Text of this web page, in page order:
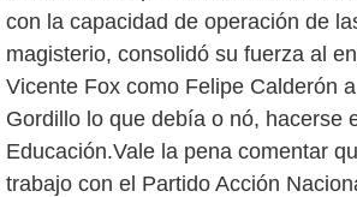
con la capacidad de operación de
magisterio, consolidó su fuerza al
Vicente Fox como Felipe Calderón
Gordillo lo que debía o nó, hacerse
Educación.Vale la pena comentar
trabajo con el Partido Acción